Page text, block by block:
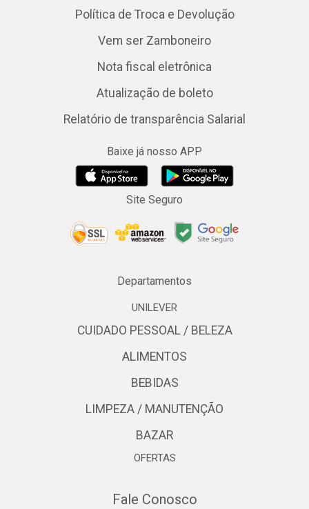
Política de Troca e Devolução
Vem ser Zamboneiro
Nota fiscal eletrônica
Atualização de boleto
Relatório de transparência Salarial
Baixe já nosso APP
Site Seguro
Departamentos
UNILEVER
CUIDADO PESSOAL / BELEZA
ALIMENTOS
BEBIDAS
LIMPEZA / MANUTENÇÃO
BAZAR
OFERTAS
Fale Conosco